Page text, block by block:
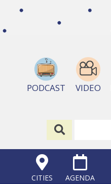
PODCAST VIDEO
CITIES AGENDA